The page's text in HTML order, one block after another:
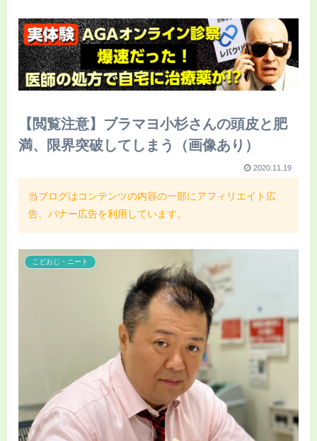
【閲覧注意】ブラマヨ小杉さんの頭皮と肥
満、限界突破してしまう（画像あり）
2020.11.19
当ブログはコンテンツの内容の一部にアフィリエイト広
告、バナー広告を利用しています。
こどおじ・ニート